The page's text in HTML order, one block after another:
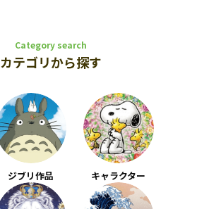
Category search
カテゴリから探す
ジブリ作品 キャラクター